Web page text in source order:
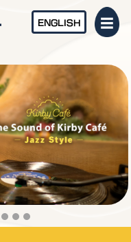
ENGLISH